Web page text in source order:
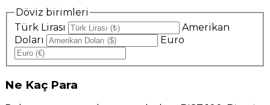
Döviz birimleri
Türk Lirası
Amerikan
Doları
Euro
Ne Kaç Para